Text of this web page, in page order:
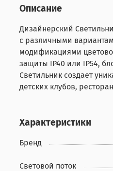
Описание
Дизайнерский
с различными
модификациями
защиты IP40 или IP54,
Светильник создает
детских клубов,
Характеристики
Бренд
Световой поток